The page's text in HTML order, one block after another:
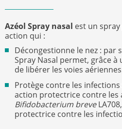
Azéol Spray nasal est un
action qui :
Décongestionne le nez : par
Spray Nasal permet, grâce
de libérer les voies
Protège contre les
action protectrice contre les
Bifidobacterium breve
protectrice contre les